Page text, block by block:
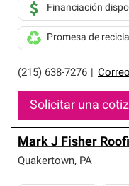
(215) 638-7276
Financiación
Promesa de
Solicitar una
Mark J Fisher
Quakertown, PA